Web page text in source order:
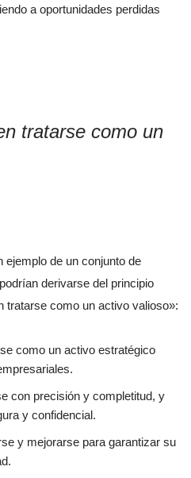
a oportunidades perdidas
tratarse como un
ejemplo de un conjunto de
derivarse del principio
tratarse como un activo valioso»:
como un activo estratégico
con precisión y completitud, y
y confidencial.
y mejorarse para garantizar su